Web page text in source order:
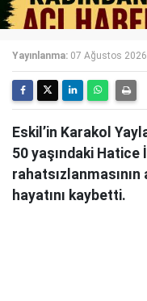
Yayınlanma: 07 Ağustos
Eskil’in Karakol
50 yaşındaki
rahatsızlanmasının
hayatını kaybetti.